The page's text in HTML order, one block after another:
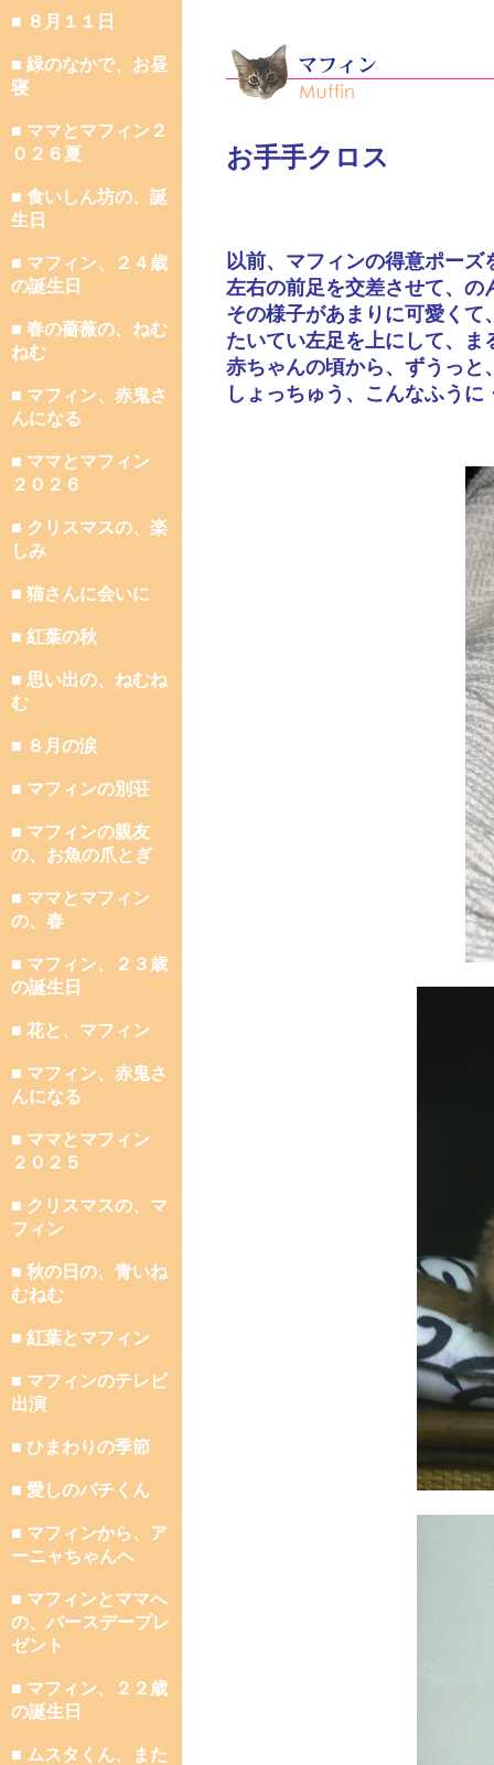
■ ８月１１日
■ 緑のなかで、お昼
寝
■ ママとマフィン２
０２６夏
■ 食いしん坊の、誕
生日
■ マフィン、２４歳
の誕生日
■ 春の薔薇の、ねむ
ねむ
■ マフィン、赤鬼さ
んになる
■ ママとマフィン
２０２６
■ クリスマスの、楽
しみ
■ 猫さんに会いに
■ 紅葉の秋
■ 思い出の、ねむね
む
■ ８月の涙
■ マフィンの別荘
■ マフィンの親友
の、お魚の爪とぎ
■ ママとマフィン
の、春
■ マフィン、２３歳
の誕生日
■ 花と、マフィン
■ マフィン、赤鬼さ
んになる
■ ママとマフィン
２０２５
■ クリスマスの、マ
フィン
■ 秋の日の、青いね
むねむ
■ 紅葉とマフィン
■ マフィンのテレビ
出演
■ ひまわりの季節
■ 愛しのパチくん
■ マフィンから、ア
ーニャちゃんへ
■ マフィンとママへ
の、バースデープレ
ゼント
■ マフィン、２２歳
の誕生日
■ ムスタくん、また
お手手クロス
以前、マフィンの得意ポー
左右の前足を交差させて、の
その様子があまりに可愛く
たいてい左足を上にして、
赤ちゃんの頃から、ずうっと
しょっちゅう、こんなふうに